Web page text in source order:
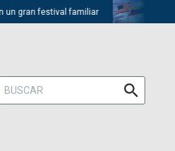
festival familiar Trump